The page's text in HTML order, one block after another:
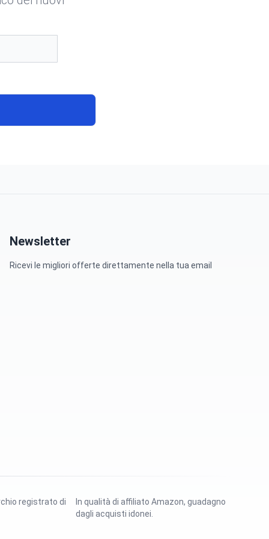
Newsletter
Ricevi le migliori offerte direttamente nella tua email
registrato di
In qualità di affiliato Amazon, guadagno
dagli acquisti idonei.